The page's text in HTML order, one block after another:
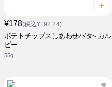
¥178(税込¥192.24)
ポテトチップスしあわせバタ~ カル
ビー
55g